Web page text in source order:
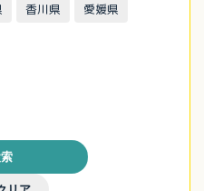
香川県 愛媛県